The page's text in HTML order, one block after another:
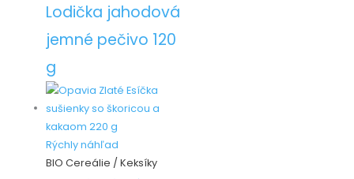
Lodička jahodová
jemné pečivo 120
g
Rýchly náhľad
BIO Cereálie / Keksíky